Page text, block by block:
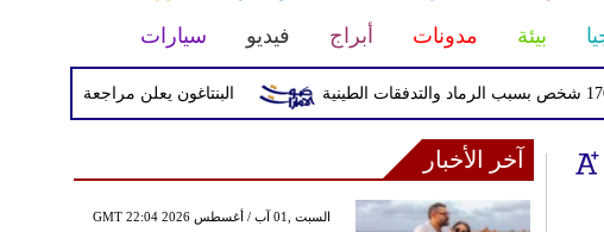
بيئة مدونات أبراج فيديو سيارات
البنتاغون يعلن مراجعة التواجد
آخر الأخبار
GMT 22:04 2026 السبت ,01 آب / أغسطس